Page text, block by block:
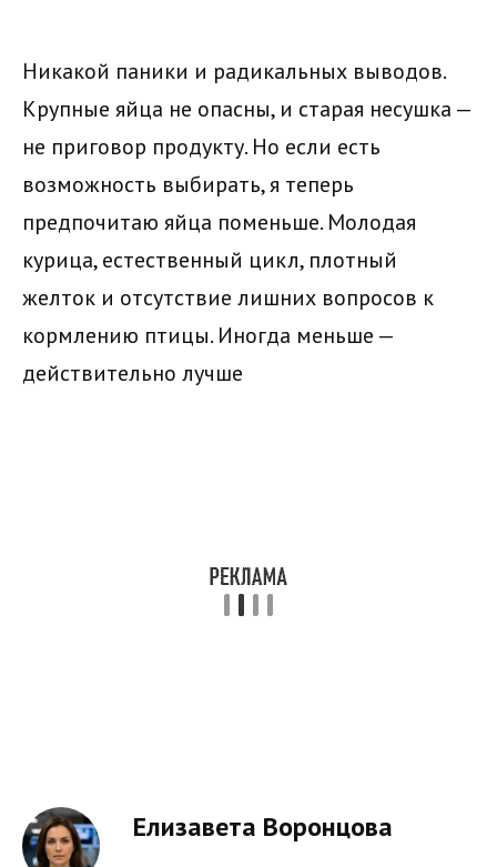
Никакой паники и радикальных выводов.
Крупные яйца не опасны, и старая несушка —
не приговор продукту. Но если есть
возможность выбирать, я теперь
предпочитаю яйца поменьше. Молодая
курица, естественный цикл, плотный
желток и отсутствие лишних вопросов к
кормлению птицы. Иногда меньше —
действительно лучше
Елизавета Воронцова